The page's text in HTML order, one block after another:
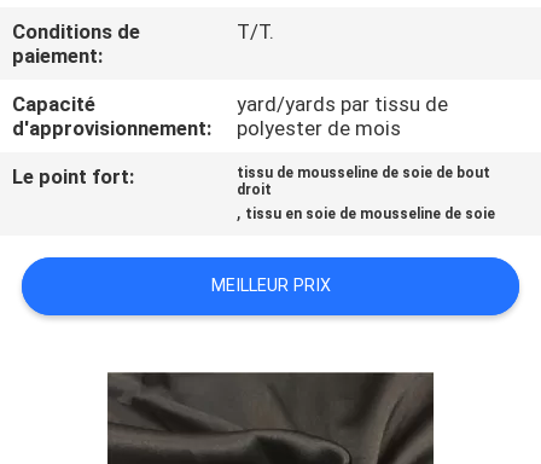
NOUVELLES
CAS
NEWS
PLAN
Conditions de
paiement:
T/T.
Capacité
d'approvisionnement:
yard/yards par tissu de
polyester de mois
Le point fort:
tissu de mousseline de soie de bout
droit
, tissu en soie de mousseline de soie
MEILLEUR PRIX